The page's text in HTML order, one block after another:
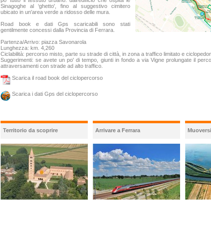
Sinagoghe al ‘ghetto', fino al suggestivo cimitero
ubicato in un'area verde a ridosso delle mura.
Road book e dati Gps scaricabili sono stati
gentilmente concessi dalla Provincia di Ferrara.
Partenza/Arrivo: piazza Savonarola
Lunghezza: km. 4,260
Ciclabilità: percorso misto, parte su strade di città, in zona a traffico limitato e
Suggerimenti: se avete un po' di tempo, giunti in fondo a via Vigne prolungate il
attraversamenti con strade ad alto traffico.
Scarica il road book del ciclopercorso
Scarica i dati Gps del ciclopercorso
Territorio da scoprire Arrivare a Ferrara